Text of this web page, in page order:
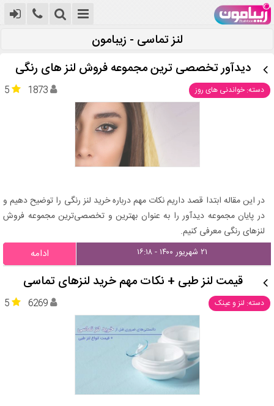
لنز تماسی - زیبامون
دیدآور تخصصی ترین مجموعه فروش لنز های رنگی
دسته: خواندنی های روز 5 1873
در این مقاله ابتدا قصد داریم نکات مهم درباره خرید لنز رنگی را توضیح دهیم و
در پایان مجموعه دیدآور را به عنوان بهترین و تخصصی‌ترین مجموعه فروش
لنزهای رنگی معرفی کنیم.
۲۱ شهریور ۱۴۰۰ - ۱۶:۱۸ ادامه
قیمت لنز طبی + نکات مهم خرید لنزهای تماسی
دسته: لنز و عینک 5 6269